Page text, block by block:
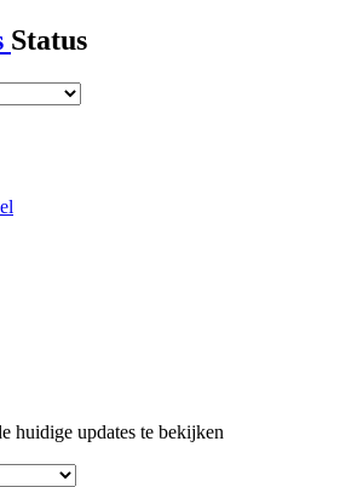
Status
huidige updates te bekijken